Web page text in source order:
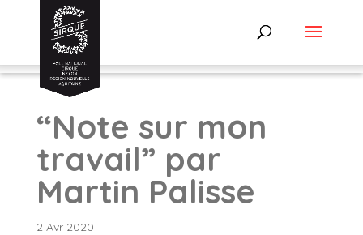
“Note sur mon
travail” par
Martin Palisse
2 Avr 2020